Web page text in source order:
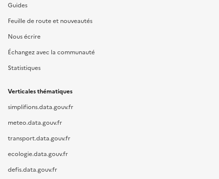
Guides
Feuille de route et nouveautés
Nous écrire
Échangez avec la communauté
Statistiques
Verticales thématiques
simplifions.data.gouv.fr
meteo.data.gouv.fr
transport.data.gouv.fr
ecologie.data.gouv.fr
defis.data.gouv.fr